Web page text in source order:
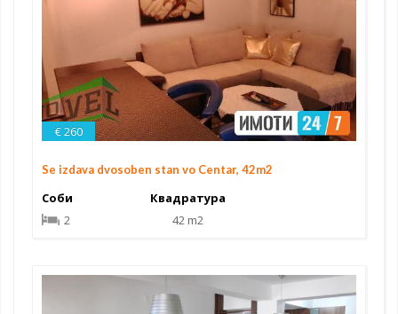
€ 260
Se izdava dvosoben stan vo Centar, 42m2
Соби
2
Квадратура
42 m2